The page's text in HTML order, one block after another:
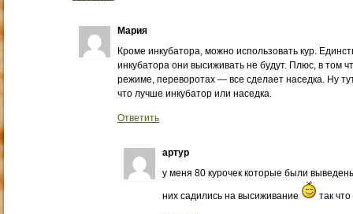
Мария
Кроме инкубатора, можно использовать кур.
инкубатора они высиживать не будут. Плюс, в том
режиме, переворотах — все сделает наседка. Ну
что лучше инкубатор или наседка.
Ответить
артур
у меня 80 курочек которые были
них садились на высиживание так